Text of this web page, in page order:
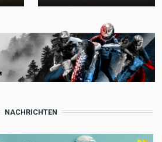
NACHRICHTEN